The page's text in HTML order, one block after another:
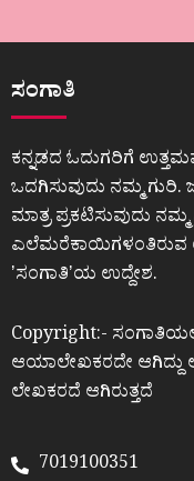
ಸಂಗಾತಿ
ಕನ್ನಡದ ಓದುಗರಿಗೆ
ಒದಗಿಸುವುದು ನಮ್ಮ
ಮಾತ್ರ ಪ್ರಕಟಿಸುವುದು
ಎಲೆಮರೆಕಾಯಿಗಳಂತಿರುವ
ʼಸಂಗಾತಿʼಯ ಉದ್ದೇಶ.
Copyright:-
ಆಯಾಲೇಖಕರದೇ
ಲೇಖಕರದೆ ಆಗಿರುತ್ತದೆ
7019100351